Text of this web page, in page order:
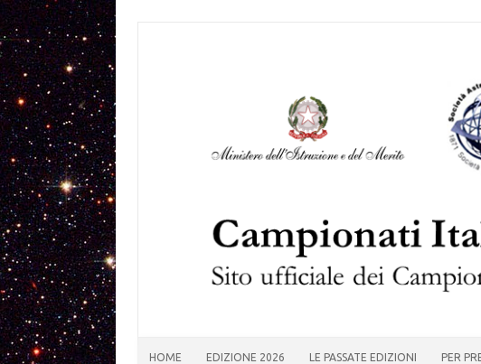
HOME EDIZIONE 2026 LE PASSATE EDIZIONI PER